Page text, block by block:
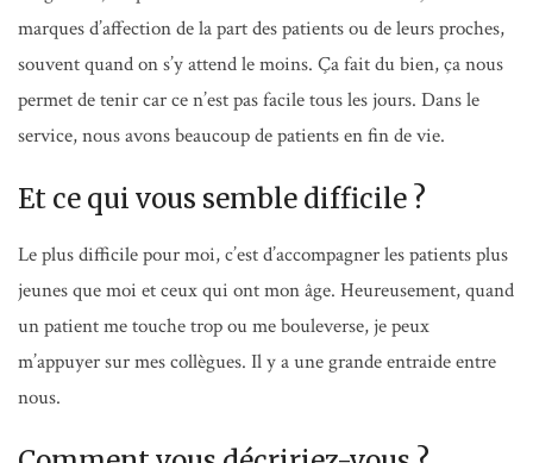
marques d’affection de la part des patients ou de leurs proches,
souvent quand on s’y attend le moins. Ça fait du bien, ça nous
permet de tenir car ce n’est pas facile tous les jours. Dans le
service, nous avons beaucoup de patients en fin de vie.
Et ce qui vous semble difficile ?
Le plus difficile pour moi, c’est d’accompagner les patients plus
jeunes que moi et ceux qui ont mon âge. Heureusement, quand
un patient me touche trop ou me bouleverse, je peux
m’appuyer sur mes collègues. Il y a une grande entraide entre
nous.